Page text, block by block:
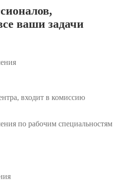
,
ваши задачи
входит в комиссию
по рабочим специальностям